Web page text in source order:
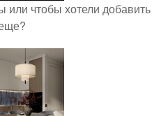
или чтобы хотели добавить